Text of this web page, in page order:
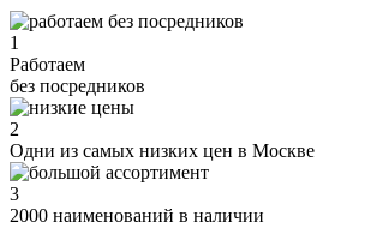
1
Работаем
без посредников
2
Одни из самых низких цен в Москве
3
2000 наименований в наличии